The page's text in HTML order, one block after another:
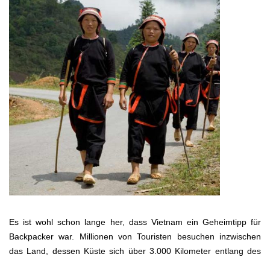
Es ist wohl schon lange her, dass Vietnam ein Geheimtipp für
Backpacker war. Millionen von Touristen besuchen inzwischen
das Land, dessen Küste sich über 3.000 Kilometer entlang des